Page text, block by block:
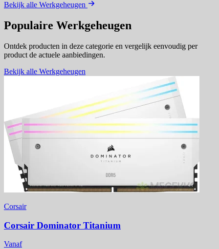
Bekijk alle Werkgeheugen
Populaire Werkgeheugen
Ontdek producten in deze categorie en vergelijk eenvoudig per
product de actuele aanbiedingen.
Bekijk alle Werkgeheugen
Corsair
Corsair Dominator Titanium
Vanaf